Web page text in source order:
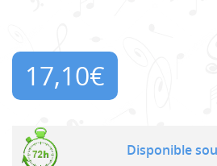
17,10€
Disponible